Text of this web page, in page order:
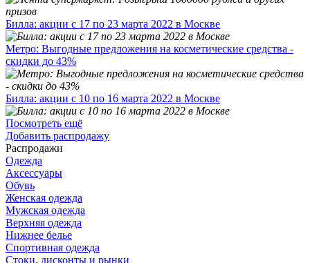
Билла: акции с 17 по 23 марта 2022 в Москве
Метро: Выгодные предложения на косметические средства -
скидки до 43%
Билла: акции с 10 по 16 марта 2022 в Москве
Посмотреть ещё
Добавить распродажу
Распродажи
Одежда
Аксессуары
Обувь
Женская одежда
Мужская одежда
Верхняя одежда
Нижнее белье
Спортивная одежда
Стоки, дисконты и рынки